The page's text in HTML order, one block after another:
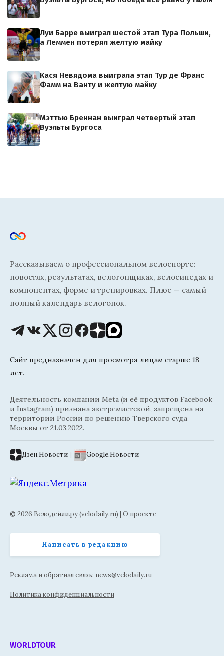
Луи Барре выиграл шестой этап Тура Польши,
а Леммен потерял желтую майку
Кася Невядома выиграла этап Тур де Франс
Фамм на Ванту и желтую майку
Мэттью Бреннан выиграл четвертый этап
Вуэльты Бургоса
Рассказываем о профессиональном велоспорте:
новостях, результатах, велогонщиках, велосипедах и
компонентах, форме и тренировках. Плюс — самый
полный календарь велогонок.
Сайт предназначен для просмотра лицам старше 18
лет.
Деятельность компании Meta (и её продуктов Facebook
и Instagram) признана экстремистской, запрещена на
территории России по решению Тверского суда
Москвы от 21.03.2022.
Дзен.Новости | Google.Новости
© 2026 Велодейли.ру (velodaily.ru) | О проекте
Написать в редакцию
Реклама и обратная связь: news@velodaily.ru
Политика конфиденциальности
WORLDTOUR